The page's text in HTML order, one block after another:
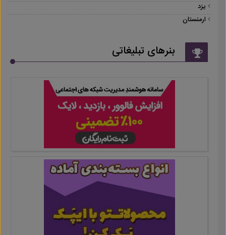
یزد
ارمنستان
بنرهای تبلیغاتی